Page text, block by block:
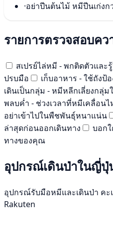
·อย่าปีนต้นไม้ หมีปีนเก่ง
รายการตรวจสอบค
สเปรย์ไล่หมี - พกติดตัวและ
ปรบมือ
เก็บอาหาร - ใช้ถัง
เดินเป็นกลุ่ม - หมีหลีกเลี่ยงกลุ่
พลบค่ำ - ช่วงเวลาที่หมีเคลื่อน
อย่าเข้าไปในพืชพันธุ์หนาแน่น
ล่าสุดก่อนออกเดินทาง
บอก
ทางของคุณ
อุปกรณ์เดินป่าในญี่ปุ่
อุปกรณ์รับมือหมีและเดินป่า คะ
Rakuten